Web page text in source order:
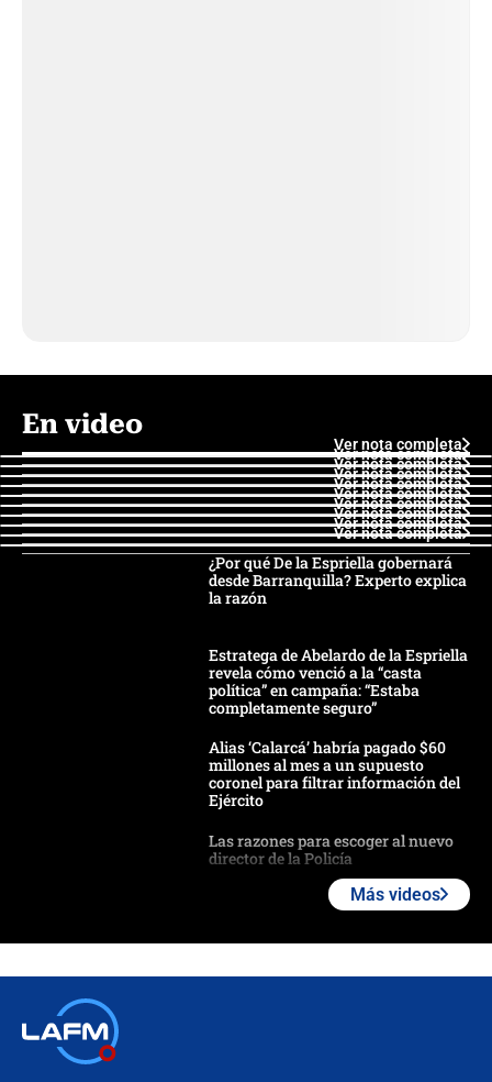
En video
Ver nota completa
Ver nota completa
Ver nota completa
Ver nota completa
Ver nota completa
Ver nota completa
Ver nota completa
Ver nota completa
Ver nota completa
Ver nota completa
¿Por qué De la Espriella gobernará
desde Barranquilla? Experto explica
la razón
Estratega de Abelardo de la Espriella
revela cómo venció a la “casta
política” en campaña: “Estaba
completamente seguro”
Alias ‘Calarcá’ habría pagado $60
millones al mes a un supuesto
coronel para filtrar información del
Ejército
Las razones para escoger al nuevo
director de la Policía
futuro les espera a las cabalgatas en
Más videos